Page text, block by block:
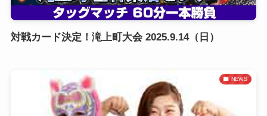
対戦カード決定！滝上町大会 2025.9.14（日）
NEWS